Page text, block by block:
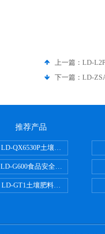
上一篇： LD-
下一篇： LD-
推荐产品
LD-QX6530P土壤氧化还原电位检
LD-G600食品安全检测仪
LD-GT1土壤肥料养分检测仪